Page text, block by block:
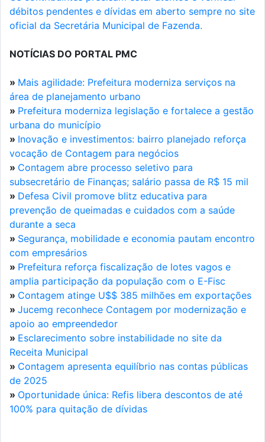
débitos pendentes e dívidas em aberto sempre no site
oficial da Secretária Municipal de Fazenda.
NOTÍCIAS DO PORTAL PMC
» Mais agilidade: Prefeitura moderniza serviços na
área de planejamento urbano
» Prefeitura moderniza legislação e fortalece a gestão
urbana do município
» Inovação e investimentos: bairro planejado reforça
vocação de Contagem para negócios
» Contagem abre processo seletivo para
subsecretário de Finanças; salário passa de R$ 15 mil
» Defesa Civil promove blitz educativa para
prevenção de queimadas e cuidados com a saúde
durante a seca
» Segurança, mobilidade e economia pautam encontro
com empresários
» Prefeitura reforça fiscalização de lotes vagos e
amplia participação da população com o E-Fisc
» Contagem atinge U$$ 385 milhões em exportações
» Jucemg reconhece Contagem por modernização e
apoio ao empreendedor
» Esclarecimento sobre instabilidade no site da
Receita Municipal
» Contagem apresenta equilíbrio nas contas públicas
de 2025
» Oportunidade única: Refis libera descontos de até
100% para quitação de dívidas